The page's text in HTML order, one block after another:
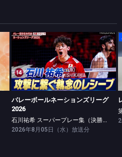
バレーボールネーションズリーグ2026
石川祐希 スーパープレー集（決勝ラウンド）
バレーボールネーションズリーグ
2026
石川祐希 スーパープレー集（決勝ラウンド）
2026年8月05日（水）放送分